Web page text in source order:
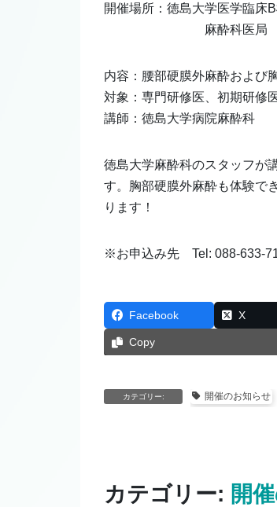
開催場所：徳島大学医学臨床
麻酔科医局
内容：腰部硬膜外麻酔および
対象：専門研修医、初期研修
講師：徳島大学病院麻
徳島大学麻酔科のスタッフが
す。胸部硬膜外麻酔も体験で
ります！
※お申込み先 Tel: 088-633-
Facebook X
Copy
カテゴリー: 開催のお知らせ
カテゴリー: 開